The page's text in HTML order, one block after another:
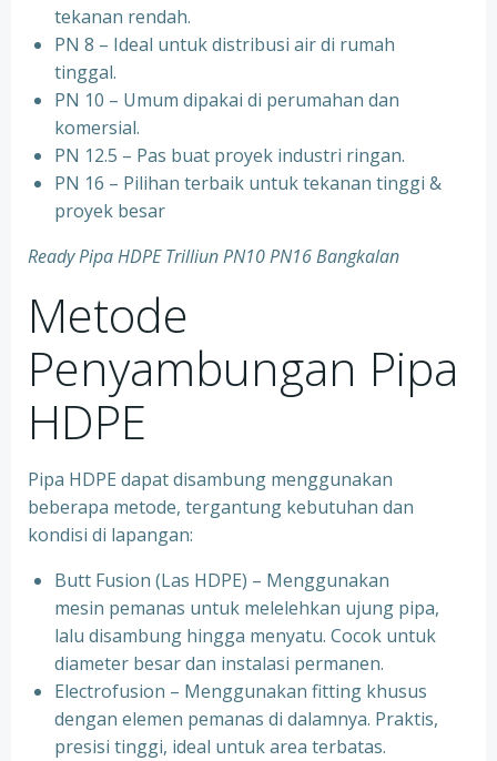
tekanan rendah.
PN 8 – Ideal untuk distribusi air di rumah
tinggal.
PN 10 – Umum dipakai di perumahan dan
komersial.
PN 12.5 – Pas buat proyek industri ringan.
PN 16 – Pilihan terbaik untuk tekanan tinggi &
proyek besar
Ready Pipa HDPE Trilliun PN10 PN16 Bangkalan
Metode
Penyambungan Pipa
HDPE
Pipa HDPE dapat disambung menggunakan
beberapa metode, tergantung kebutuhan dan
kondisi di lapangan:
Butt Fusion (Las HDPE) – Menggunakan
mesin pemanas untuk melelehkan ujung pipa,
lalu disambung hingga menyatu. Cocok untuk
diameter besar dan instalasi permanen.
Electrofusion – Menggunakan fitting khusus
dengan elemen pemanas di dalamnya. Praktis,
presisi tinggi, ideal untuk area terbatas.